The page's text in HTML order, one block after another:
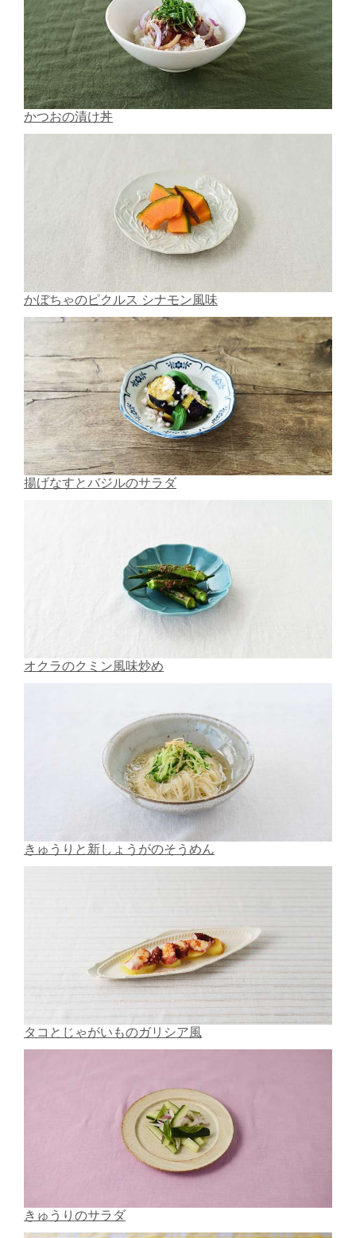
かつおの漬け丼
かぼちゃのピクルス シナモン風味
揚げなすとバジルのサラダ
オクラのクミン風味炒め
きゅうりと新しょうがのそうめん
タコとじゃがいものガリシア風
きゅうりのサラダ